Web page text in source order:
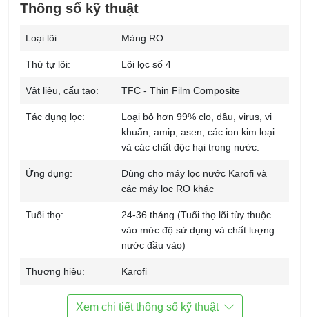
Thông số kỹ thuật
Loại lõi: Màng RO
Thứ tự lõi: Lõi lọc số 4
Vật liệu, cấu tạo: TFC - Thin Film Composite
Tác dụng lọc:
Loại bỏ hơn 99% clo, dầu, virus, vi
khuẩn, amip, asen, các ion kim loại
và các chất độc hại trong nước.
Ứng dụng:
Dùng cho máy lọc nước Karofi và
các máy lọc RO khác
Tuổi thọ:
24-36 tháng (Tuổi thọ lõi tùy thuộc
vào mức độ sử dụng và chất lượng
nước đầu vào)
Thương hiệu: Karofi
Sản xuất tại: Hàn Quốc
Xem chi tiết thông số kỹ thuật